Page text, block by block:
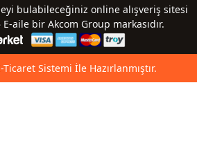
bulabileceğiniz online alışveriş sitesi
aile bir Akcom Group markasıdır.
Ticaret Sistemi İle Hazırlanmıştır.